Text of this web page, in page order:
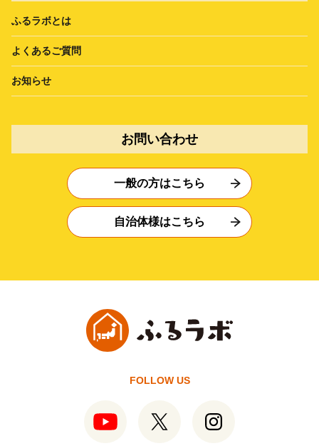
ふるラボとは
よくあるご質問
お知らせ
お問い合わせ
一般の方はこちら
自治体様はこちら
FOLLOW US